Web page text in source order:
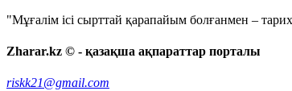
"Мұғалім ісі сырттай қарапайым болғанмен –
Zharar.kz © - қазақша ақпараттар порталы
riskk21@gmail.com